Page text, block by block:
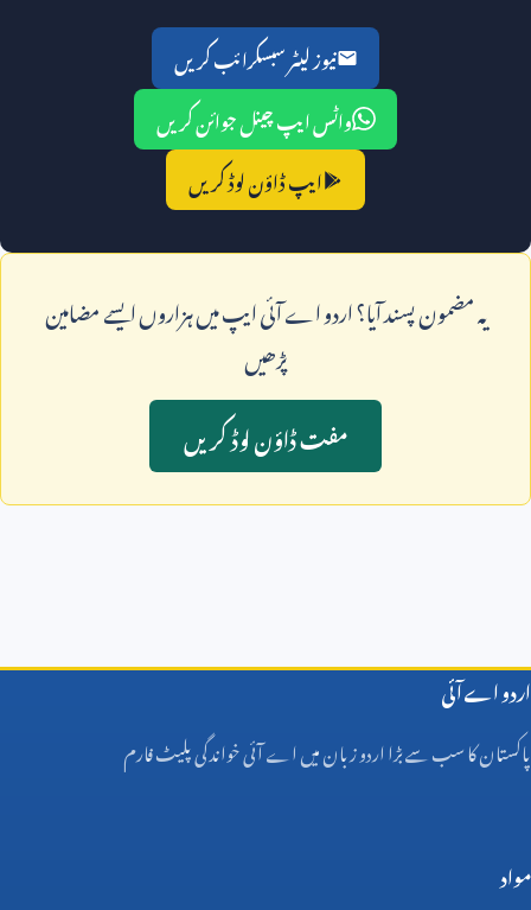
نیوز لیٹر سبسکرائب کریں
واٹس ایپ چینل جوائن کریں
ایپ ڈاؤن لوڈ کریں
يہ مضمون پسند آيا؟ اردو اے آئی ايپ ميں ہزاروں ايسے مضامين
پڑھيں
مفت ڈاؤن لوڈ کريں
اردو اے آئی
پاکستان کا سب سے بڑا اردو زبان میں اے آئی خواندگی پلیٹ فارم
مواد